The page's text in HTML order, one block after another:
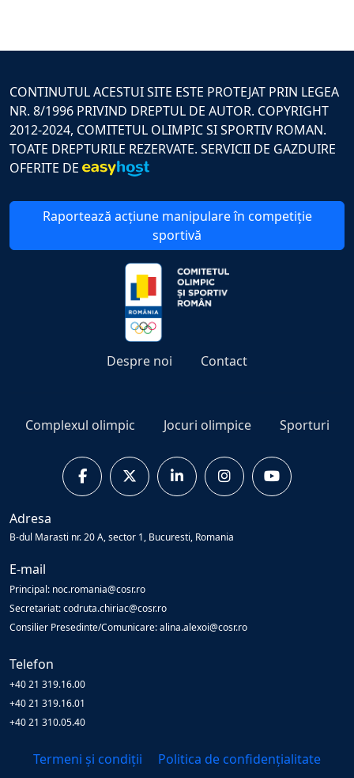
CONTINUTUL ACESTUI SITE ESTE PROTEJAT PRIN LEGEA
NR. 8/1996 PRIVIND DREPTUL DE AUTOR. COPYRIGHT
2012-2024, COMITETUL OLIMPIC SI SPORTIV ROMAN.
TOATE DREPTURILE REZERVATE. SERVICII DE GAZDUIRE
OFERITE DE
Raportează acțiune manipulare în competiție
sportivă
Despre noi Contact
Complexul olimpic Jocuri olimpice Sporturi
Adresa
B-dul Marasti nr. 20 A, sector 1, Bucuresti, Romania
E-mail
Principal: noc.romania@cosr.ro
Secretariat: codruta.chiriac@cosr.ro
Consilier Presedinte/Comunicare: alina.alexoi@cosr.ro
Telefon
+40 21 319.16.00
+40 21 319.16.01
+40 21 310.05.40
Termeni și condiții Politica de confidențialitate